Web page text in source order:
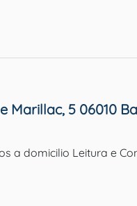
Marillac, 5 06010
a domicilio Leitura e